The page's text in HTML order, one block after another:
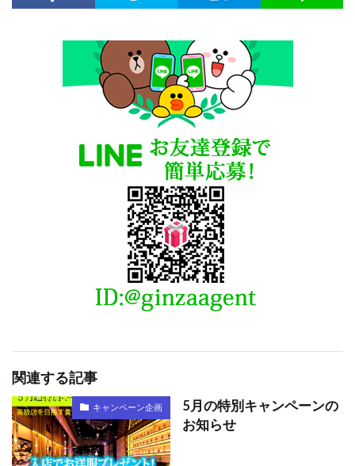
関連する記事
キャンペーン企画
5月の特別キャンペーンの
お知らせ